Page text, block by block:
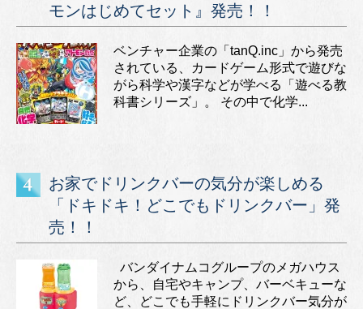
モンはじめてセット』発売！！
ベンチャー企業の「tanQ.inc」から発売
されている、カードゲーム形式で遊びな
がら科学や漢字などが学べる「遊べる教
科書シリーズ」。 その中で化学...
お家でドリンクバーの気分が楽しめる
「ドキドキ！どこでもドリンクバー」発
売！！
バンダイナムコグループのメガハウス
から、自宅やキャンプ、バーベキューな
ど、どこでも手軽にドリンクバー気分が